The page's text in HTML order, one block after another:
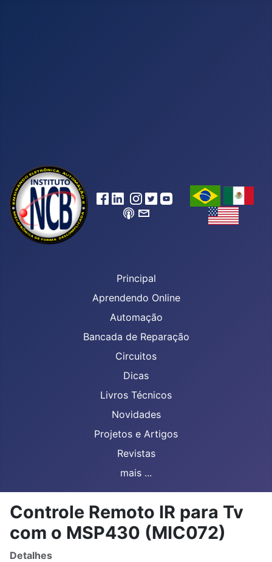
Principal
Aprendendo Online
Automação
Bancada de Reparação
Circuitos
Dicas
Livros Técnicos
Novidades
Projetos e Artigos
Revistas
mais ...
Controle Remoto IR para Tv
com o MSP430 (MIC072)
Detalhes